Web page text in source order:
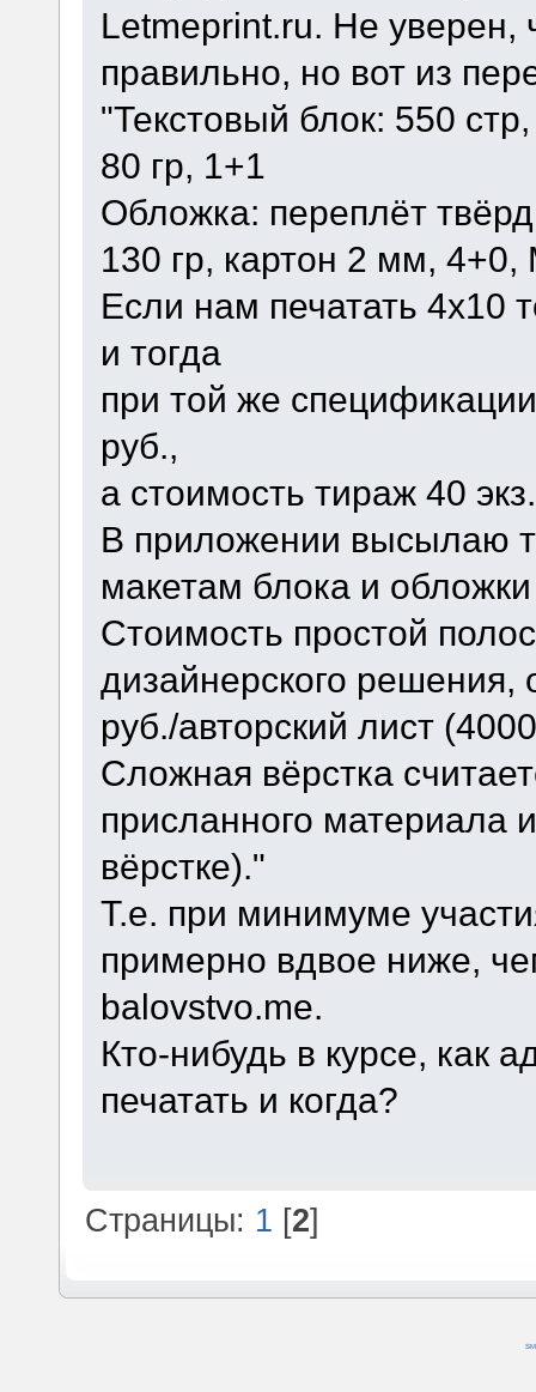
Letmeprint.ru. Не
правильно, но вот из
"Текстовый блок: 550
80 гр, 1+1
Обложка: переплёт
130 гр, картон 2 мм,
Если нам печатать 4х10
и тогда
при той же
руб.,
а стоимость тираж 40
В приложении высылаю
макетам блока и обложки
Стоимость простой
дизайнерского
руб./авторский лист
Сложная вёрстка
присланного материала
вёрстке)."
Т.е. при минимуме
примерно вдвое ниже,
balovstvo.me.
Кто-нибудь в курсе, как
печатать и когда?
Страницы: 1 [2]